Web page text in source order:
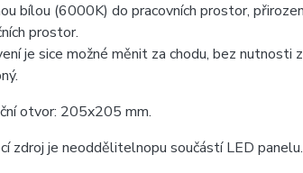
bílou (6000K) do pracovních prostor,
prostor.
je sice možné měnit za chodu, bez
otvor: 205x205 mm.
zdroj je neoddělitelnopu součástí LED